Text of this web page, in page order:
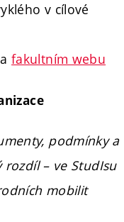
v cílové
afakultním webu
podmínky a
– ve StudIsu
mobilit